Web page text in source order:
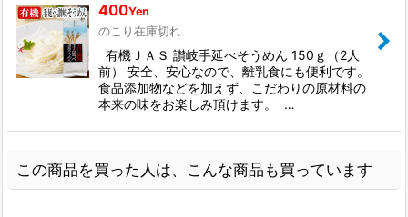
400Yen
のこり在庫切れ
有機ＪＡＳ 讃岐手延べそうめん 150ｇ（2人
前） 安全、安心なので、離乳食にも便利です。
食品添加物などを加えず、こだわりの原材料の
本来の味をお楽しみ頂けます。 …
この商品を買った人は、こんな商品も買っています